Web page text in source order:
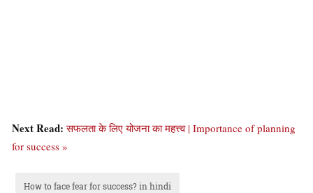
Next Read:सफलता के लिए योजना का महत्त्व | Importance of planning
for success »
How to face fear for success? in hindi